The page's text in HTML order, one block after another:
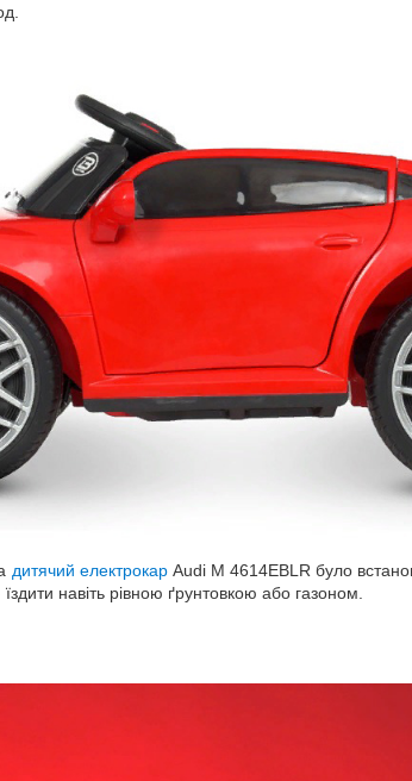
дитячий електрокарAudi M 4614EBLR було
навіть рівною ґрунтовкою або газоном.